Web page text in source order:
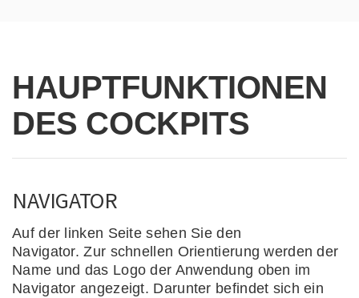
HAUPTFUNKTIONEN
DES COCKPITS
NAVIGATOR
Auf der linken Seite sehen Sie den
Navigator. Zur schnellen Orientierung werden der
Name und das Logo der Anwendung oben im
Navigator angezeigt. Darunter befindet sich ein